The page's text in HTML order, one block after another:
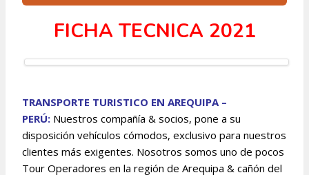
FICHA TECNICA 2021
TRANSPORTE TURISTICO EN AREQUIPA –
PERÚ: Nuestros compañía & socios, pone a su
disposición vehículos cómodos, exclusivo para nuestros
clientes más exigentes. Nosotros somos uno de pocos
Tour Operadores en la región de Arequipa & cañón del